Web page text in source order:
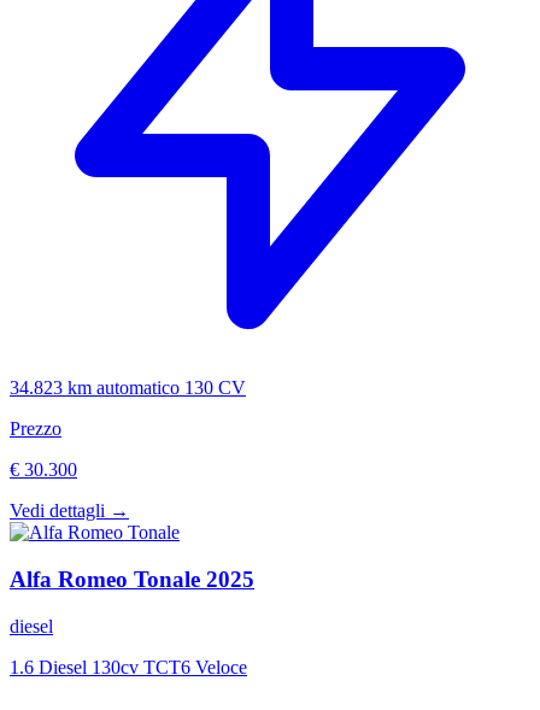
34.823 km automatico 130 CV
Prezzo
€ 30.300
Vedi dettagli →
Alfa Romeo Tonale 2025
diesel
1.6 Diesel 130cv TCT6 Veloce